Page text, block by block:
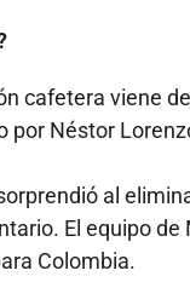
cafetera viene
por Néstor
al
El equipo
Colombia.